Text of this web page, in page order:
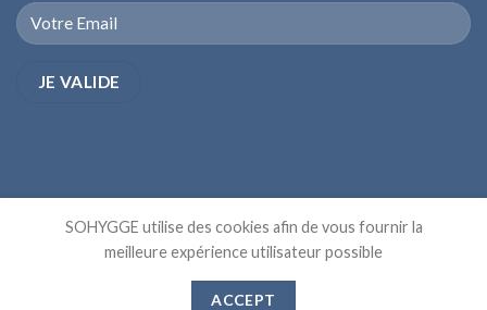
Copyright 2026 ©SOHYGGE
SOHYGGE utilise des cookies afin de vous fournir la
meilleure expérience utilisateur possible
ACCEPT